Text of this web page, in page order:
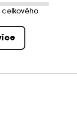
celkového